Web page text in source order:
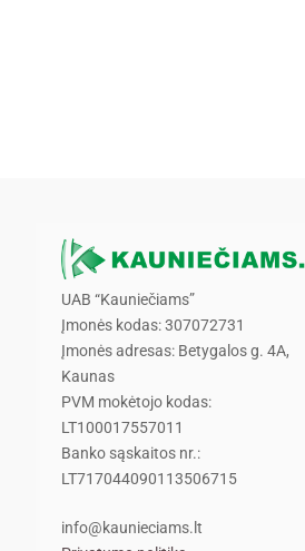
UAB “Kauniečiams”
Įmonės kodas: 307072731
Įmonės adresas: Betygalos g. 4A,
Kaunas
PVM mokėtojo kodas:
LT100017557011
Banko sąskaitos nr.:
LT717044090113506715
info@kaunieciams.lt